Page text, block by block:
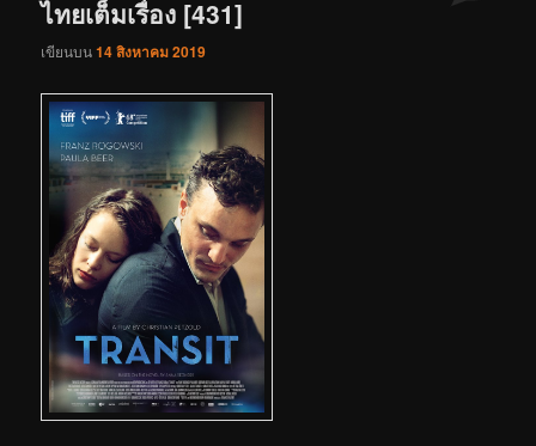
ไทยเต็มเรื่อง [431]
เขียนบน14 สิงหาคม 2019